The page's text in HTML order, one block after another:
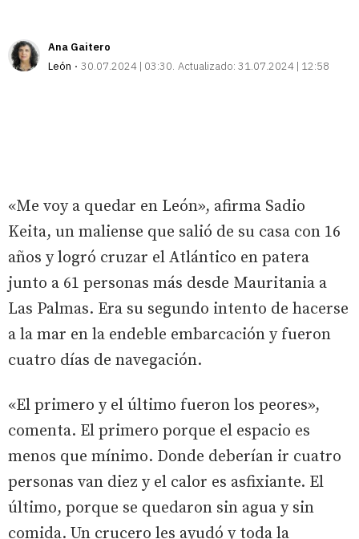
Ana Gaitero
León
30.07.2024 | 03:30 Actualizado: 31.07.2024 | 12:58
«Me voy a quedar en León», afirma Sadio
Keita, un maliense que salió de su casa con 16
años y logró cruzar el Atlántico en patera
junto a 61 personas más desde Mauritania a
Las Palmas. Era su segundo intento de hacerse
a la mar en la endeble embarcación y fueron
cuatro días de navegación.
«El primero y el último fueron los peores»,
comenta. El primero porque el espacio es
menos que mínimo. Donde deberían ir cuatro
personas van diez y el calor es asfixiante. El
último, porque se quedaron sin agua y sin
comida. Un crucero les ayudó y toda la